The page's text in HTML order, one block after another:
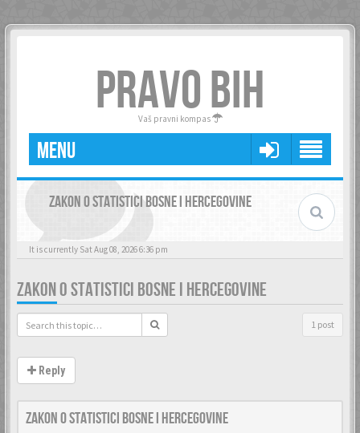
PRAVO BIH
Vaš pravni kompas
MENU
ZAKON O STATISTICI BOSNE I HERCEGOVINE
It is currently Sat Aug 08, 2026 6:36 pm
ZAKON O STATISTICI BOSNE I HERCEGOVINE
1 post
Reply
Zakon o statistici Bosne i Hercegovine